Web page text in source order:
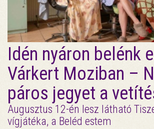
Idén nyáron belénk
Várkert Moziban –
páros jegyet a
Augusztus 12-én lesz látható
vígjátéka, a Beléd estem